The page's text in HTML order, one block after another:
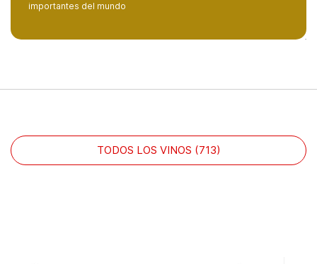
importantes del mundo
TODOS LOS VINOS (713)